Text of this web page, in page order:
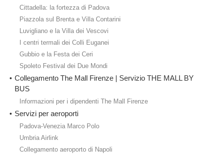
Cittadella: la fortezza di Padova
Piazzola sul Brenta e Villa Contarini
Luvigliano e la Villa dei Vescovi
I centri termali dei Colli Euganei
Gubbio e la Festa dei Ceri
Spoleto Festival dei Due Mondi
Collegamento The Mall Firenze | Servizio THE MALL BY
BUS
Informazioni per i dipendenti The Mall Firenze
Servizi per aeroporti
Padova-Venezia Marco Polo
Umbria Airlink
Collegamento aeroporto di Napoli